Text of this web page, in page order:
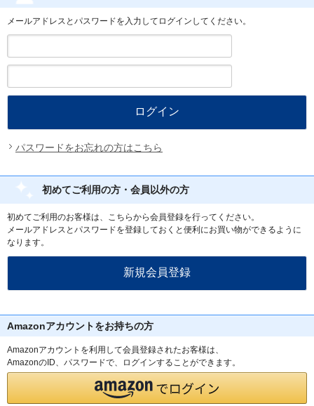
メールアドレスとパスワードを入力してログインしてください。
パスワードをお忘れの方はこちら
初めてご利用の方・会員以外の方
初めてご利用のお客様は、こちらから会員登録を行ってください。
メールアドレスとパスワードを登録しておくと便利にお買い物ができるように
なります。
Amazonアカウントをお持ちの方
Amazonアカウントを利用して会員登録されたお客様は、
AmazonのID、パスワードで、ログインすることができます。